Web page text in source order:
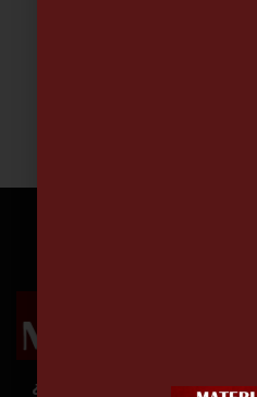
¿Te unes a Nuestra Comunidad?